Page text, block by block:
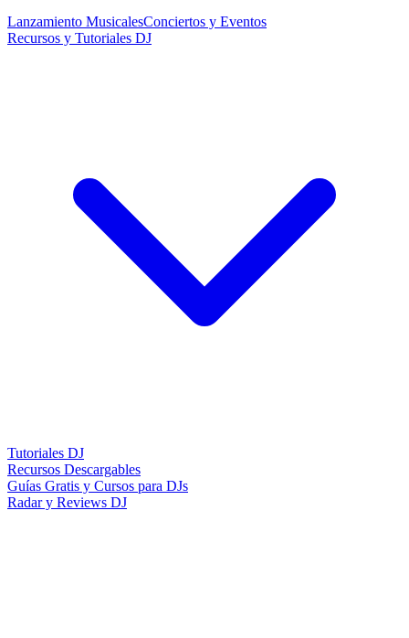
Lanzamiento MusicalesConciertos y Eventos
Recursos y Tutoriales DJ
Tutoriales DJ
Recursos Descargables
Guías Gratis y Cursos para DJs
Radar y Reviews DJ